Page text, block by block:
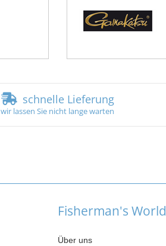
schnelle Lieferung
wir lassen Sie nicht lange warten
Fisherman's World
Über uns